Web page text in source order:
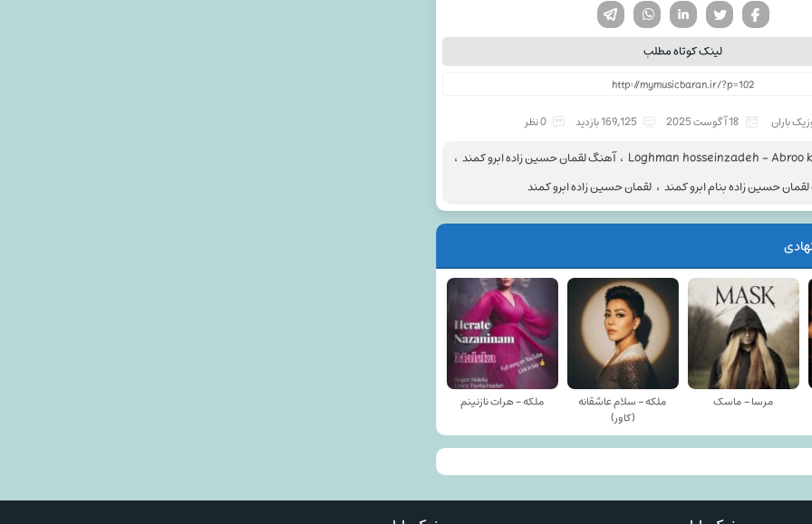
لینکدین تویتر
فیسوک
لینک کوتاه مطلب
باران 18 آگوست 2025 169,125 بازدید 0 نظر
Loghman hosseinzadeh - Abroo ، آهنگ لقمان حسین زاده ابرو کمند ،
حسین زاده بنام ابرو کمند ، لقمان حسین زاده ابرو کمند
مرسا - ماسک
ملکه - سلام عاشقانه
(کاور)
ملکه - هرات نازنینم